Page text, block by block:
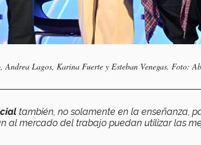
Lagos, Karina Fuerte y Esteban Venegas. Foto:
también, no solamente en la enseñanza,
al mercado del trabajo puedan utilizar las